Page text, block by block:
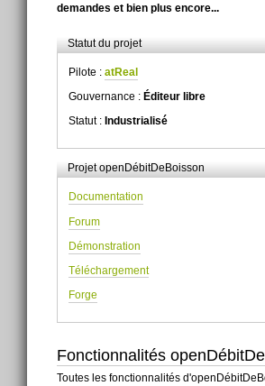
demandes et bien plus encore...
Statut du projet
Pilote :atReal
Gouvernance :Éditeur libre
Statut : Industrialisé
Projet openDébitDeBoisson
Documentation
Forum
Démonstration
Téléchargement
Forge
Fonctionnalités
Toutes les fonctionnalités